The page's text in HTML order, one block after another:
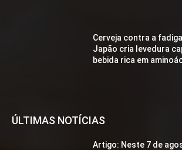
Cerveja contra a
Japão cria levedura
bebida rica em
ÚLTIMAS NOTÍCIAS
Artigo: Neste 7 de